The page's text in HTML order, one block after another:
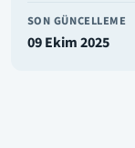
SON GÜNCELLEME
09 Ekim 2025